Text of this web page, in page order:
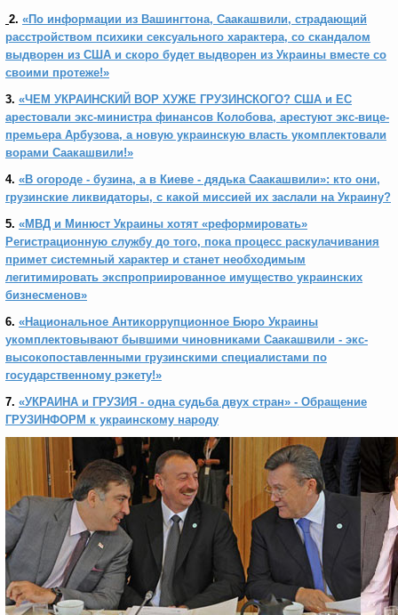
2. «По информации из Вашингтона, Саакашвили, страдающий
расстройством психики сексуального характера, со скандалом
выдворен из США и скоро будет выдворен из Украины вместе со
своими протеже!»
3. «ЧЕМ УКРАИНСКИЙ ВОР ХУЖЕ ГРУЗИНСКОГО? США и ЕС
арестовали экс-министра финансов Колобова, арестуют экс-вице-
премьера Арбузова, а новую украинскую власть укомплектовали
ворами Саакашвили!»
4. «В огороде - бузина, а в Киеве - дядька Саакашвили»: кто они,
грузинские ликвидаторы, с какой миссией их заслали на Украину?
5. «МВД и Минюст Украины хотят «реформировать»
Регистрационную службу до того, пока процесс раскулачивания
примет системный характер и станет необходимым
легитимировать экспроприированное имущество украинских
бизнесменов»
6. «Национальное Антикоррупционное Бюро Украины
укомплектовывают бывшими чиновниками Саакашвили - экс-
высокопоставленными грузинскими специалистами по
государственному рэкету!»
7. «УКРАИНА и ГРУЗИЯ - одна судьба двух стран» - Обращение
ГРУЗИНФОРМ к украинскому народу